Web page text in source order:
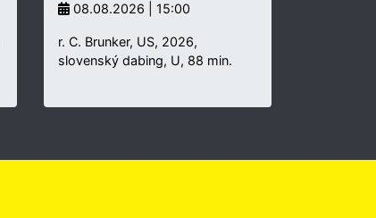
08.08.2026 | 15:00
r. C. Brunker, US, 2026,
slovenský dabing, U, 88 min.